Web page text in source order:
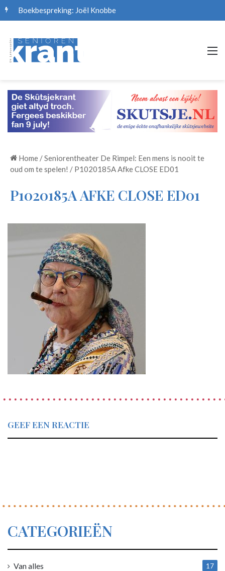
Home /Seniorentheater De Rimpel: Een mens is nooit te
oud om te spelen! / P1020185A Afke CLOSE ED01
P1020185A AFKE CLOSE ED01
GEEF EEN REACTIE
CATEGORIEËN
Van alles
17